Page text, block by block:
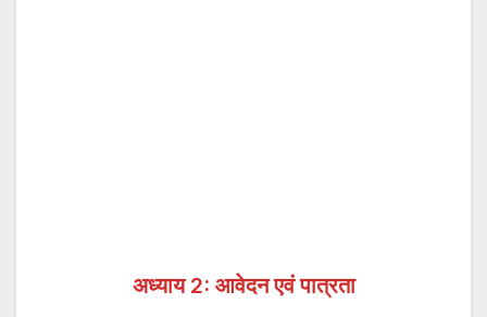
अध्याय2: आवेदन एवं पात्रता